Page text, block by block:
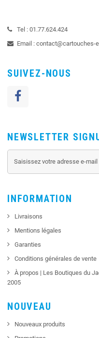
Tel : 01.77.624.424
Email : contact@cartouches-
SUIVEZ-NOUS
NEWSLETTER
INFORMATION
Livraisons
Mentions légales
Garanties
Conditions générales de vente
À propos | Les Boutiques du
2005
NOUVEAU
Nouveaux produits